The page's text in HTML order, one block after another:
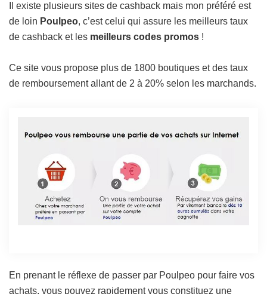
Il existe plusieurs sites de cashback mais mon préféré est
de loin Poulpeo, c’est celui qui assure les meilleurs taux
de cashback et les meilleurs codes promos !
Ce site vous propose plus de 1800 boutiques et des taux
de remboursement allant de 2 à 20% selon les marchands.
En prenant le réflexe de passer par Poulpeo pour faire vos
achats, vous pouvez rapidement vous constituez une